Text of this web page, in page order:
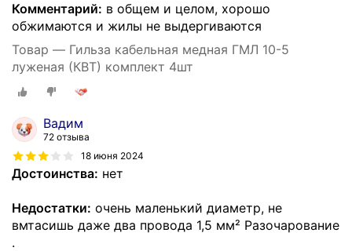
Комментарий: в общем и целом, хорошо
обжимаются и жилы не выдергиваются
Товар — Гильза кабельная медная ГМЛ 10-5
луженая (КВТ) комплект 4шт
Вадим
72 отзыва
18 июня 2024
Достоинства: нет
Недостатки: очень маленький диаметр, не
вмтасишь даже два провода 1,5 мм² Разочарование
.